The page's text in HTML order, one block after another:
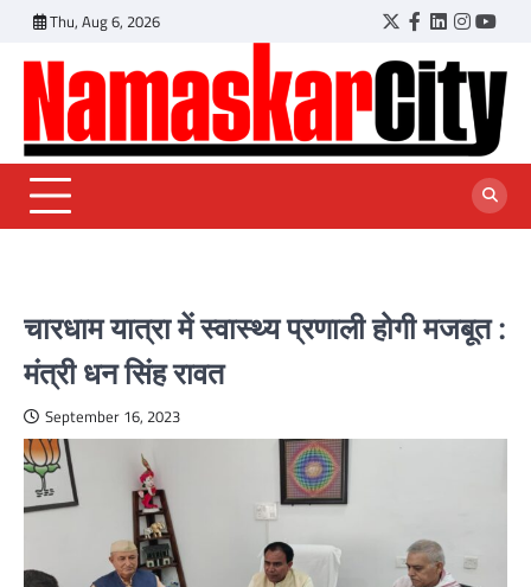
content
Thu, Aug 6, 2026 Twitter
Facebook
LinkedIn
चारधाम यात्रा में स्वास्थ्य प्रणाली होगी मजबूत :
मंत्री धन सिंह रावत
September 16, 2023